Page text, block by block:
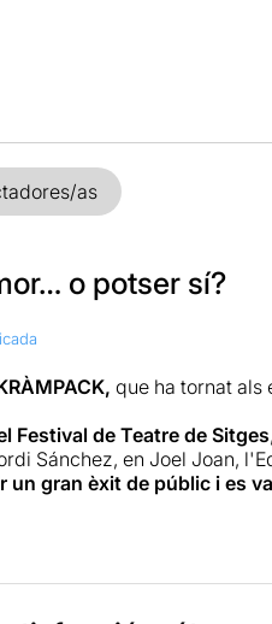
as
o potser sí?
que ha tornat als
Festival de Teatre de Sitges
Sánchez, en Joel Joan,
un gran èxit de públic i es
sèrie de televisió "Plats